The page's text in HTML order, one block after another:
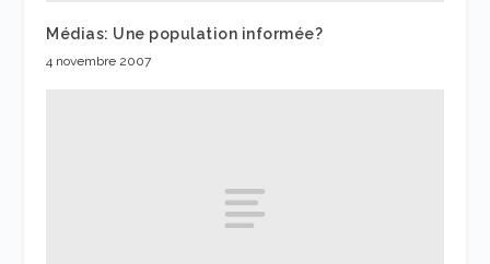
Médias: Une population informée?
4 novembre 2007